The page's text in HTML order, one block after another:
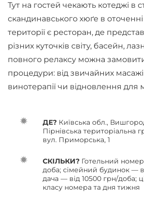
Тут на гостей чекають котеджі в
скандинавського хюґе в
території є ресторан, де
різних куточків світу, басейн,
повного релаксу можна
процедури: від звичайних
винотерапії чи відновлення для
ДЕ? Київська обл.,
Пірнівська територіальна
вул. Приморська, 1
CКІЛЬКИ? Готельний
доба; сімейний будинок —
дача — від 10500 грн/доба;
класу номера та дня тижня